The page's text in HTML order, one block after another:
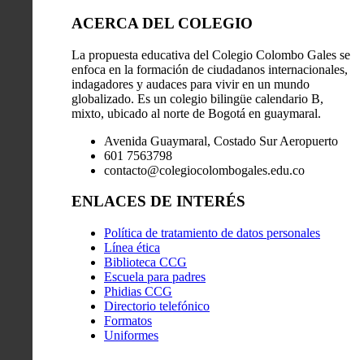
ACERCA DEL COLEGIO
La propuesta educativa del Colegio Colombo Gales se
enfoca en la formación de ciudadanos internacionales,
indagadores y audaces para vivir en un mundo
globalizado. Es un colegio bilingüe calendario B,
mixto, ubicado al norte de Bogotá en guaymaral.
Avenida Guaymaral, Costado Sur Aeropuerto
601 7563798
contacto@colegiocolombogales.edu.co
ENLACES DE INTERÉS
Política de tratamiento de datos personales
Línea ética
Biblioteca CCG
Escuela para padres
Phidias CCG
Directorio telefónico
Formatos
Uniformes